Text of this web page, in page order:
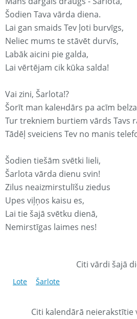
Šodien Tava vārda diena.
Lai gan smaids Tev ļoti burvīgs,
Neliec mums te stāvēt durvīs,
Labāk aicini pie galda,
Lai vērtējam cik kūka salda!
Vai zini, Šarlota!?
Šorīt man kaleнdārs pa acīm
Tur trekniem burtiem vārds Tavs
Tādēļ sveiciens Tev no manis
Šodien tiešām svētki lieli,
Šarlota vārda dienu svin!
Zilus neaizmirstulīšu ziedus
Upes viļņos kaisu es,
Lai tie šajā svētku dienā,
Nemirstīgas laimes nes!
Citi vārdi šajā
Lote Šarlote
Citi kalendārā neierakstītie